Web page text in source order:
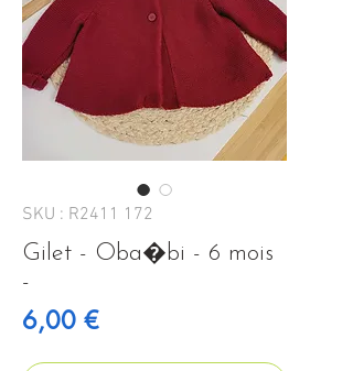
SKU : R2411 172
Gilet - Oba�bi - 6 mois
-
6,00 €Prix